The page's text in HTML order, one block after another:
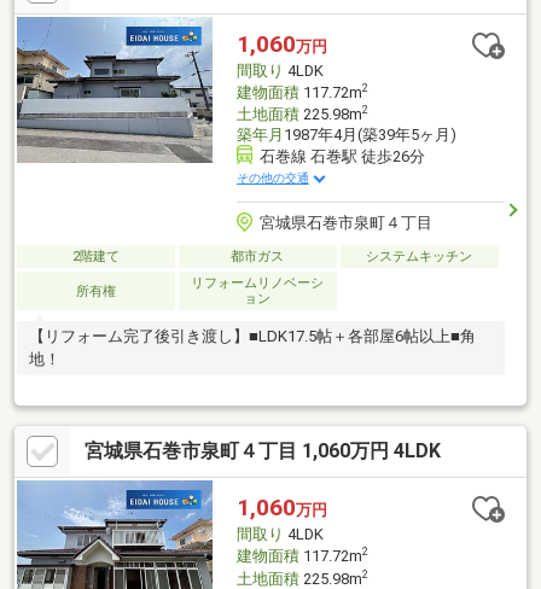
1,060万円
間取り 4LDK
建物面積117.72m2
土地面積225.98m2
築年月 1987年4月(築39年5ヶ月)
石巻線 石巻駅 徒歩26分
その他の交通
宮城県石巻市泉町４丁目
2階建て 都市ガス システムキッチン
所有権
リフォームリノベーシ
ョン
【リフォーム完了後引き渡し】■LDK17.5帖＋各部屋6帖以上■角
地！
宮城県石巻市泉町４丁目 1,060万円 4LDK
1,060万円
間取り 4LDK
建物面積117.72m2
土地面積225.98m2